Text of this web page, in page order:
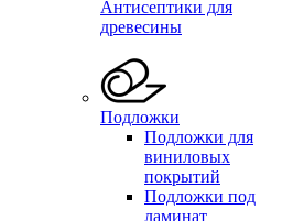
Антисептики для
древесины
Подложки
Подложки для
виниловых
покрытий
Подложки под
ламинат